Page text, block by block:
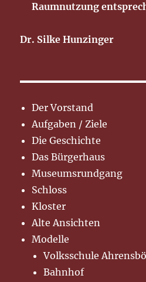
Raumnutzung
Dr. Silke Hunzinger
Der Vorstand
Aufgaben / Ziele
Die Geschichte
Das Bürgerhaus
Museumsrundgang
Schloss
Kloster
Alte Ansichten
Modelle
Volksschule
Bahnhof